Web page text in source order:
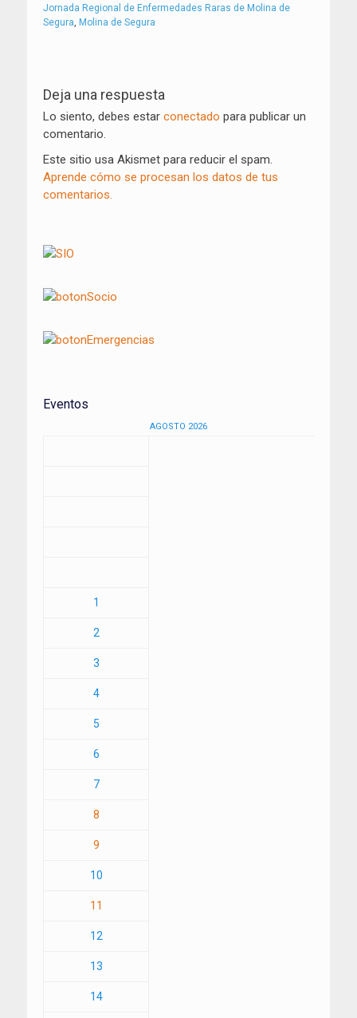
Jornada Regional de Enfermedades Raras de Molina de
Segura, Molina de Segura
de
entradas
Deja una respuesta
Lo siento, debes estar conectado para publicar un
comentario.
Este sitio usa Akismet para reducir el spam.
Aprende cómo se procesan los datos de tus
comentarios.
Eventos
AGOSTO 2026
1
2
3
4
5
6
7
8
9
10
11
12
13
14